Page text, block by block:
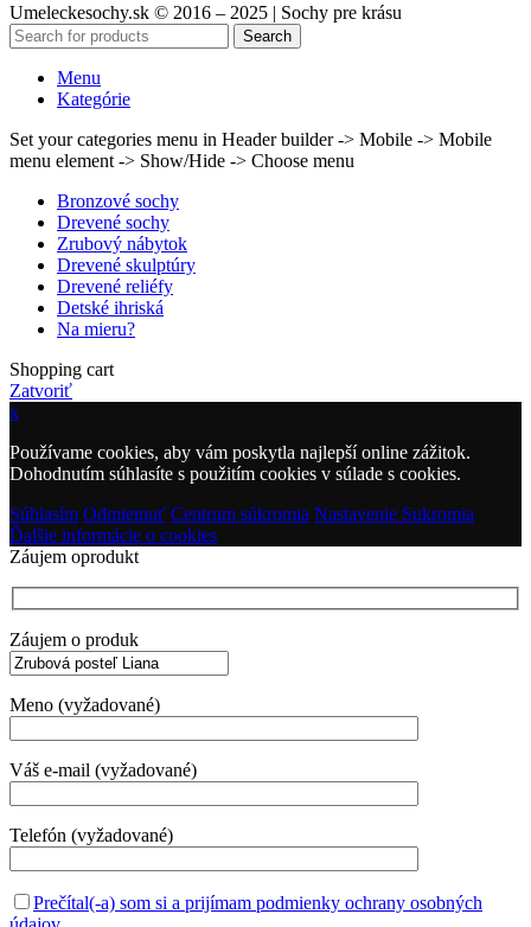
Umeleckesochy.sk © 2016 – 2025 | Sochy pre krásu
Search
Menu
Kategórie
Set your categories menu in Header builder -> Mobile -> Mobile
menu element -> Show/Hide -> Choose menu
Bronzové sochy
Drevené sochy
Zrubový nábytok
Drevené skulptúry
Drevené reliéfy
Detské ihriská
Na mieru?
Shopping cart
Zatvoriť
x
Používame cookies, aby vám poskytla najlepší online zážitok.
Dohodnutím súhlasíte s použitím cookies v súlade s cookies.
Súhlasím Odmietnuť Centrum súkromia Nastavenie Sukromia
Ďalšie informácie o cookies
Záujem oprodukt
Záujem o produk
Meno (vyžadované)
Váš e-mail (vyžadované)
Telefón (vyžadované)
Prečítal(-a) som si a prijímam podmienky ochrany osobných